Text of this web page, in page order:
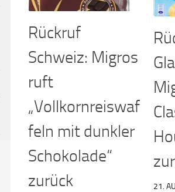
Rückruf
Schweiz: Migros
ruft
„Vollkornreiswaf
feln mit dunkler
Schokolade“
zurück
21.